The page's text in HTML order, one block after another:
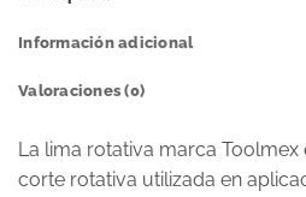
Información adicional
Valoraciones (0)
La lima rotativa marca Toolmex
corte rotativa utilizada en